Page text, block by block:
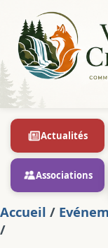
Actualités
Associations
Accueil /
/